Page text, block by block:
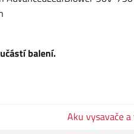
balení.
Aku vysavače